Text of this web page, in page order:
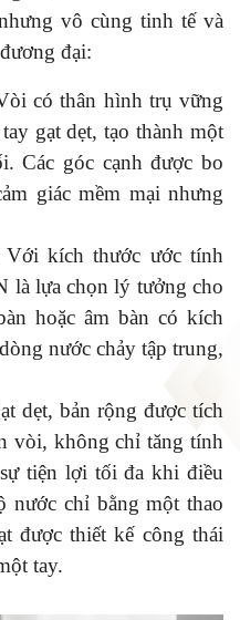
vô cùng tinh tế và
đại:
có thân hình trụ vững
gạt dẹt, tạo thành một
Các góc cạnh được bo
giác mềm mại nhưng
Với kích thước ước tính
là lựa chọn lý tưởng cho
hoặc âm bàn có kích
nước chảy tập trung,
dẹt, bản rộng được tích
vòi, không chỉ tăng tính
tiện lợi tối đa khi điều
nước chỉ bằng một thao
được thiết kế công thái
tay.